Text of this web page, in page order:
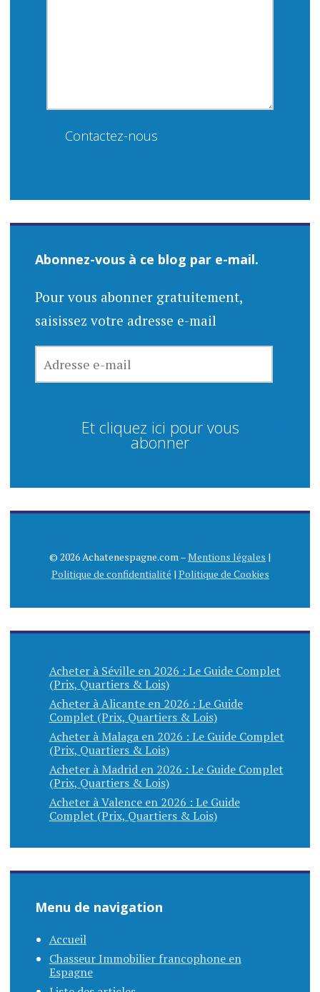
Contactez-nous
Abonnez-vous à ce blog par e-mail.
Pour vous abonner gratuitement,
saisissez votre adresse e-mail
E-
MAIL
Et cliquez ici pour vous
abonner
© 2026 Achatenespagne.com –Mentions légales |
Politique de confidentialité | Politique de Cookies
Acheter à Séville en 2026 : Le Guide Complet
(Prix, Quartiers & Lois)
Acheter à Alicante en 2026 : Le Guide
Complet (Prix, Quartiers & Lois)
Acheter à Malaga en 2026 : Le Guide Complet
(Prix, Quartiers & Lois)
Acheter à Madrid en 2026 : Le Guide Complet
(Prix, Quartiers & Lois)
Acheter à Valence en 2026 : Le Guide
Complet (Prix, Quartiers & Lois)
Menu de navigation
Accueil
Chasseur Immobilier francophone en
Espagne